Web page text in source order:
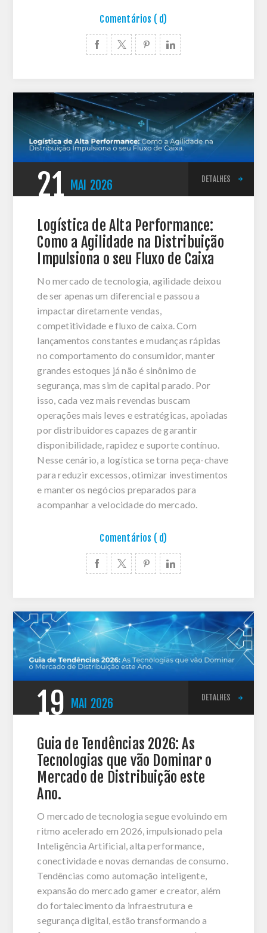
Comentários ( d)
21 MAI 2026 DETALHES
Logística de Alta Performance:
Como a Agilidade na Distribuição
Impulsiona o seu Fluxo de Caixa
No mercado de tecnologia, agilidade deixou
de ser apenas um diferencial e passou a
impactar diretamente vendas,
competitividade e fluxo de caixa. Com
lançamentos constantes e mudanças rápidas
no comportamento do consumidor, manter
grandes estoques já não é sinônimo de
segurança, mas sim de capital parado. Por
isso, cada vez mais revendas buscam
operações mais leves e estratégicas, apoiadas
por distribuidores capazes de garantir
disponibilidade, rapidez e suporte contínuo.
Nesse cenário, a logística se torna peça-chave
para reduzir excessos, otimizar investimentos
e manter os negócios preparados para
acompanhar a velocidade do mercado.
Comentários ( d)
19 MAI 2026 DETALHES
Guia de Tendências 2026: As
Tecnologias que vão Dominar o
Mercado de Distribuição este
Ano.
O mercado de tecnologia segue evoluindo em
ritmo acelerado em 2026, impulsionado pela
Inteligência Artificial, alta performance,
conectividade e novas demandas de consumo.
Tendências como automação inteligente,
expansão do mercado gamer e creator, além
do fortalecimento da infraestrutura e
segurança digital, estão transformando a